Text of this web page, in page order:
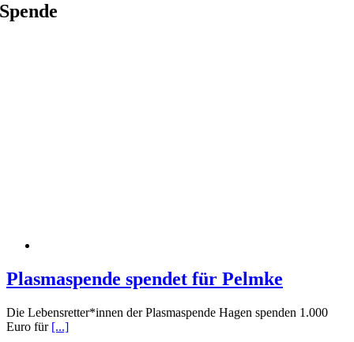
Spende
Plasmaspende spendet für Pelmke
Die Lebensretter*innen der Plasmaspende Hagen spenden 1.000
Euro für [...]